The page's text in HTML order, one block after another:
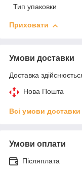
Тип упаковки
Приховати
Умови доставки
Доставка
Нова Пошта
Всі умови доставки
Умови оплати
Післяплата